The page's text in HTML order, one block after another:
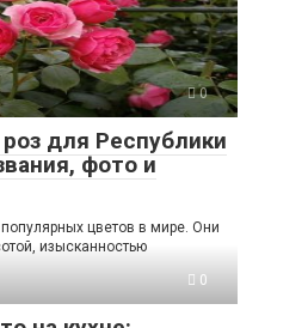
0
для Республики
фото и
цветов в мире. Они
изысканностью
0